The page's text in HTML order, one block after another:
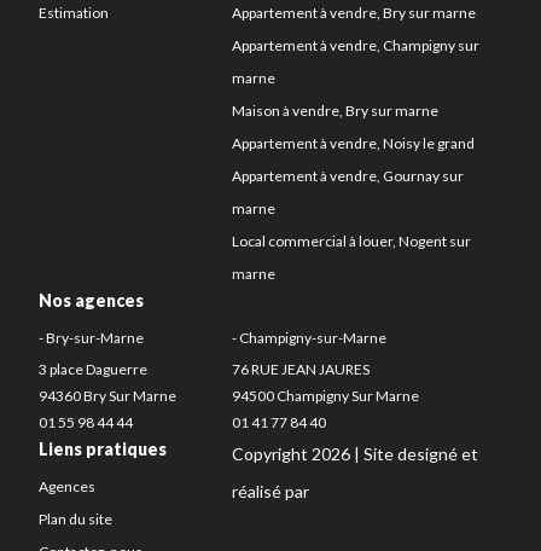
Estimation
Appartement à vendre, Bry sur marne
Appartement à vendre, Champigny sur
marne
Maison à vendre, Bry sur marne
Appartement à vendre, Noisy le grand
Appartement à vendre, Gournay sur
marne
Local commercial à louer, Nogent sur
marne
Nos agences
- Bry-sur-Marne
3 place Daguerre
94360 Bry Sur Marne
01 55 98 44 44
- Champigny-sur-Marne
76 RUE JEAN JAURES
94500 Champigny Sur Marne
01 41 77 84 40
Liens pratiques
Agences
Plan du site
Copyright 2026 | Site designé et
réalisé par